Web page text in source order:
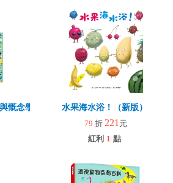
慨念學習--有聲繪本雙書組
水果海水浴！（新版）
79 折 221 元
紅利 1 點